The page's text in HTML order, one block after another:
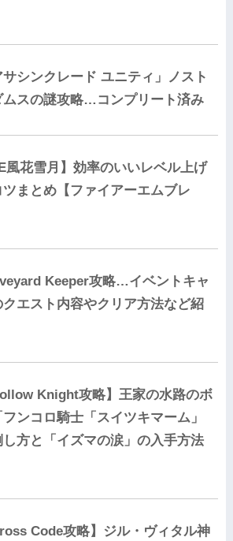
サシンクレード ユニティ」ノスト
ムスの謎攻略…コンプリート済み
風花雪月】効率のいいレベル上げ
ツまとめ【ファイアーエムブレ
Keeper攻略…イベントキャ
クエスト内容やクリア方法など紹
Knight攻略】王家の水路のボ
フンコロ騎士「スイツキマーム」
し方と「イズマの涙」の入手方法
Code攻略】ジル・ヴィタル神